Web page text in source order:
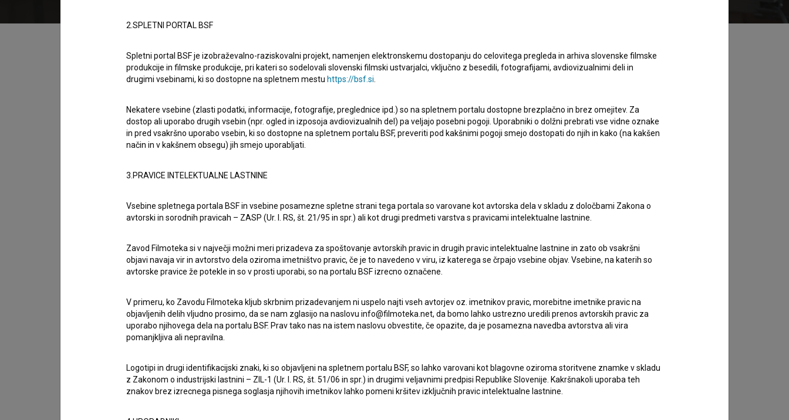
program Lebensborn, ki ga je zasnoval Heinrich Himmler. Film pripoveduje zgodbo štirih slovenskih
otrok Lebensborna. Protagonisti so poslednji pričevalci tega grozljivega rasnega eksperimenta, za
katerega odgovorni niso bili nikoli kaznovani.
Ingrid Von Oelhafen, Haymo Henry Heyder Franc Zagožen
njem sem namreč omenila zgodbo slovenskih dojenčkov iz Lebensborna in od takrat se čutim dolžno, da tej
zgodbi namenim ločen projekt.
(13)
2.SPLETNI PORTAL BSF
Spletni portal BSF je izobraževalno-raziskovalni projekt, namenjen elektronskemu dostopanju do celovitega pregleda in arhiva slovenske filmske
produkcije in filmske produkcije, pri kateri so sodelovali slovenski filmski ustvarjalci, vključno z besedili, fotografijami, avdiovizualnimi deli in
drugimi vsebinami, ki so dostopne na spletnem mestu https://bsf.si
Nekatere vsebine (zlasti podatki, informacije, fotografije, preglednice ipd.) so na spletnem portalu dostopne brezplačno in brez omejitev. Za
dostop ali uporabo drugih vsebin (npr. ogled in izposoja avdiovizualnih del) pa veljajo posebni pogoji. Uporabniki o dolžni prebrati vse vidne oznake
in pred vsakršno uporabo vsebin, ki so dostopne na spletnem portalu BSF, preveriti pod kakšnimi pogoji smejo dostopati do njih in kako (na kakšen
način in v kakšnem obsegu) jih smejo uporabljati.
3.PRAVICE INTELEKTUALNE LASTNINE
Vsebine spletnega portala BSF in vsebine posamezne spletne strani tega portala so varovane kot avtorska dela v skladu z določbami Zakona o
avtorski in sorodnih pravicah – ZASP (Ur. l. RS, št. 21/95 in spr.) ali kot drugi predmeti varstva s pravicami intelektualne lastnine.
Zavod Filmoteka si v največji možni meri prizadeva za spoštovanje avtorskih pravic in drugih pravic intelektualne lastnine in zato ob vsakršni
objavi navaja vir in avtorstvo dela oziroma imetništvo pravic, če je to navedeno v viru, iz katerega se črpajo vsebine objav. Vsebine, na katerih so
avtorske pravice že potekle in so v prosti uporabi, so na portalu BSF izrecno označene.
V primeru, ko Zavodu Filmoteka kljub skrbnim prizadevanjem ni uspelo najti vseh avtorjev oz. imetnikov pravic, morebitne imetnike pravic na
objavljenih delih vljudno prosimo, da se nam zglasijo na naslovu info@filmoteka.net, da bomo lahko ustrezno uredili prenos avtorskih pravic za
uporabo njihovega dela na portalu BSF. Prav tako nas na istem naslovu obvestite, če opazite, da je posamezna navedba avtorstva ali vira
pomanjkljiva ali nepravilna.
Logotipi in drugi identifikacijski znaki, ki so objavljeni na spletnem portalu BSF, so lahko varovani kot blagovne oziroma storitvene znamke v skladu
z Zakonom o industrijski lastnini – ZIL-1 (Ur. l. RS, št. 51/06 in spr.) in drugimi veljavnimi predpisi Republike Slovenije. Kakršnakoli uporaba teh
znakov brez izrecnega pisnega soglasja njihovih imetnikov lahko pomeni kršitev izključnih pravic intelektualne lastnine.